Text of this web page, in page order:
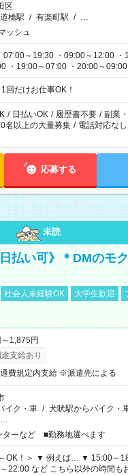
区
橋駅 / 有楽町駅 / …
ッシュ
07:00～19:30 ・09:00～12:00 ・
・19:00～07:00 ・20:00～
！ ※シフトは
回だけお仕事OK！
/ 日払いOK / 履歴書不要 / 副業
名以上の大量募集 / 電話対応なし
応募する
未読
払い可》＊DMのモ
社会人未経験OK 大学生歓迎
1,875円
支給あり
費規定内支給 ※派遣先による
イク・車 / 犬吠駅からバイク・
…
ターなど ■勤務地選べます
15:00～18:00 15:00～
外の時間もお気軽にご相談く